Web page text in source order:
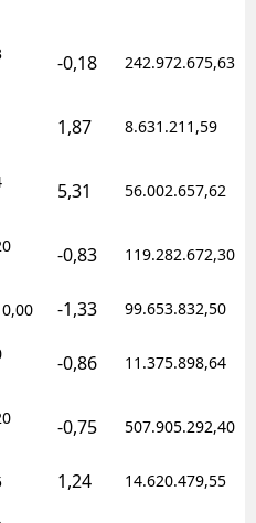
-0,18 242.972.675,63
1,87 8.631.211,59
5,31 56.002.657,62
-0,83 119.282.672,30
-1,33 99.653.832,50
-0,86 11.375.898,64
-0,75 507.905.292,40
1,24 14.620.479,55